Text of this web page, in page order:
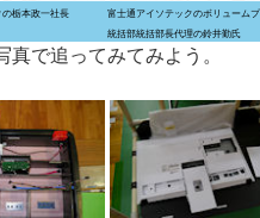
栃本政一社長
富士通アイソテックのボリューム
統括部統括部長代理の鈴井勤氏
で追ってみてみよう。